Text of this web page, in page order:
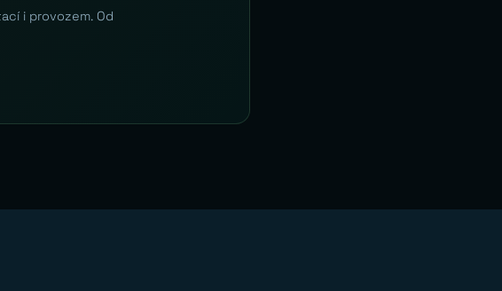
i provozem. Od